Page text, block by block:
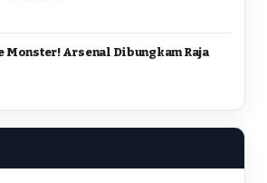
Monster! Arsenal Dibungkam Raja